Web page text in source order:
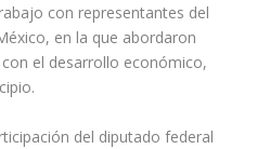
con representantes del
en la que abordaron
el desarrollo económico,
del diputado federal